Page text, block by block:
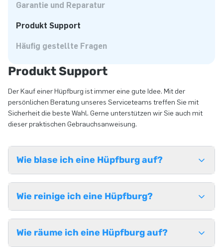
Garantie und Reparatur
Produkt Support
Häufig gestellte Fragen
Produkt Support
Der Kauf einer Hüpfburg ist immer eine gute Idee. Mit der
persönlichen Beratung unseres Serviceteams treffen Sie mit
Sicherheit die beste Wahl. Gerne unterstützen wir Sie auch mit
dieser praktischen Gebrauchsanweisung.
Wie blase ich eine Hüpfburg auf?
Wie reinige ich eine Hüpfburg?
Wie räume ich eine Hüpfburg auf?